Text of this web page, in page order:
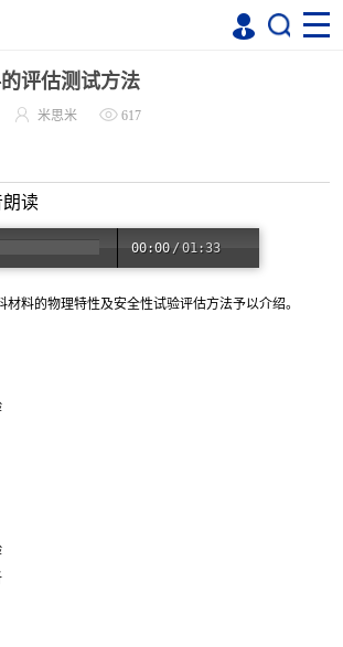
评估测试方法
米思米 617
朗读
00:00 /01:33
料的物理特性及安全性试验评估方法予以介绍。